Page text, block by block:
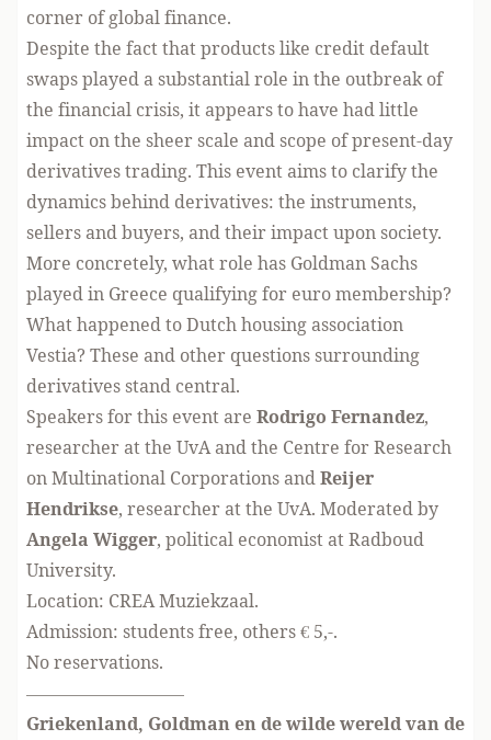
corner of global finance.
Despite the fact that products like credit default
swaps played a substantial role in the outbreak of
the financial crisis, it appears to have had little
impact on the sheer scale and scope of present-day
derivatives trading. This event aims to clarify the
dynamics behind derivatives: the instruments,
sellers and buyers, and their impact upon society.
More concretely, what role has Goldman Sachs
played in Greece qualifying for euro membership?
What happened to Dutch housing association
Vestia? These and other questions surrounding
derivatives stand central.
Speakers for this event are Rodrigo Fernandez,
researcher at the UvA and the Centre for Research
on Multinational Corporations andReijer
Hendrikse, researcher at the UvA. Moderated by
Angela Wigger, political economist at Radboud
University.
Location: CREA Muziekzaal.
Admission: students free, others € 5,-.
No reservations.
—————————
Griekenland, Goldman en de wilde wereld van de